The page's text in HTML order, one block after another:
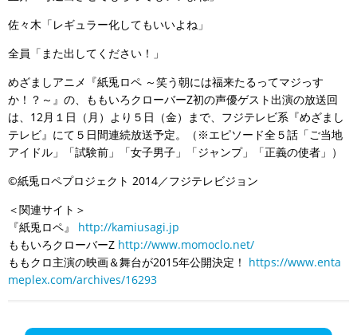
佐々木「レギュラー化してもいいよね」
全員「また出してください！」
めざましアニメ『紙兎ロペ ～笑う朝には福来たるってマジっす
か！？～』の、ももいろクローバーZ初の声優ゲスト出演の放送回
は、12月１日（月）より５日（金）まで、フジテレビ系『めざまし
テレビ』にて５日間連続放送予定。（※エピソード全５話「ご当地
アイドル」「試験前」「女子男子」「ジャンプ」「正義の使者」）
©紙兎ロペプロジェクト 2014／フジテレビジョン
＜関連サイト＞
『紙兎ロペ』 http://kamiusagi.jp
ももいろクローバーZ http://www.momoclo.net/
ももクロ主演の映画＆舞台が2015年公開決定！ https://www.enta
meplex.com/archives/16293